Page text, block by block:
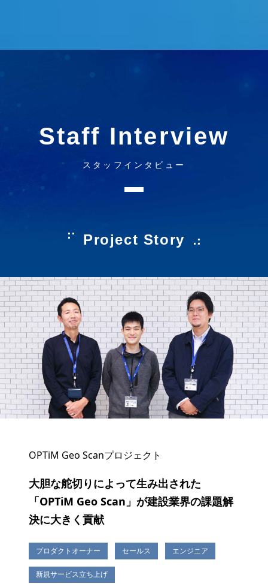
Staff Interview
スタッフインタビュー
Project Story
OPTiM Geo Scanプロジェクト
大胆な舵切りによって生み出された
「OPTiM Geo Scan」が建設業界の課題解
決に大きく貢献
プロダクトオーナー セールス エンジニア
新規サービス立ち上げ